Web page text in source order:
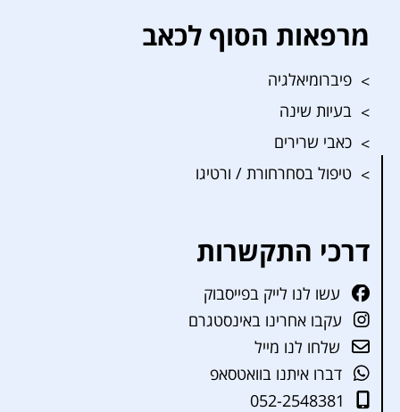
מרפאות הסוף לכאב
פיברומיאלגיה
בעיות שינה
כאבי שרירים
טיפול בסחרחורת / ורטיגו
דרכי התקשרות
עשו לנו לייק בפייסבוק
עקבו אחרינו באינסטגרם
שלחו לנו מייל
דברו איתנו בוואטסאפ
052-2548381